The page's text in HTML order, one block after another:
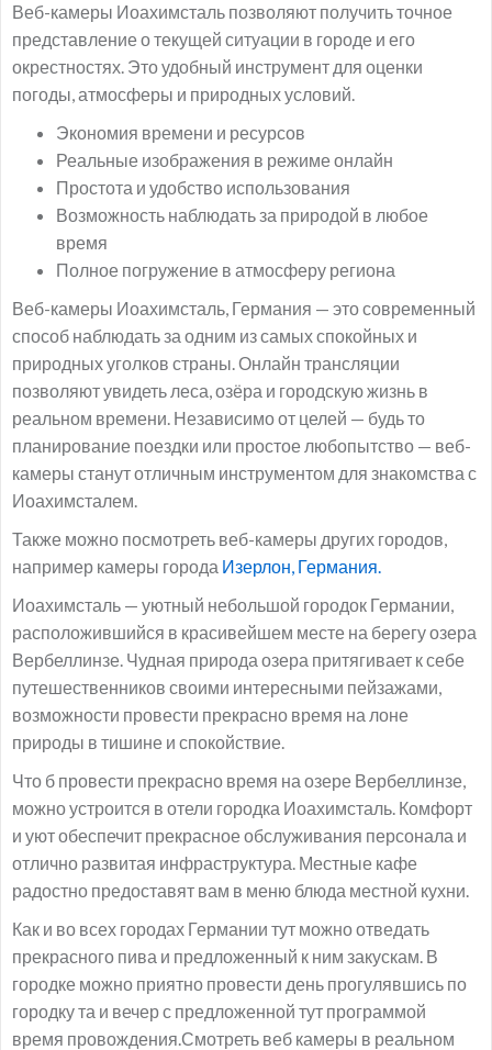
Веб-камеры Иоахимсталь позволяют получить точное
представление о текущей ситуации в городе и его
окрестностях. Это удобный инструмент для оценки
погоды, атмосферы и природных условий.
Экономия времени и ресурсов
Реальные изображения в режиме онлайн
Простота и удобство использования
Возможность наблюдать за природой в любое
время
Полное погружение в атмосферу региона
Веб-камеры Иоахимсталь, Германия — это современный
способ наблюдать за одним из самых спокойных и
природных уголков страны. Онлайн трансляции
позволяют увидеть леса, озёра и городскую жизнь в
реальном времени. Независимо от целей — будь то
планирование поездки или простое любопытство — веб-
камеры станут отличным инструментом для знакомства с
Иоахимсталем.
Также можно посмотреть веб-камеры других городов,
например камеры города Изерлон, Германия.
Иоахимсталь — уютный небольшой городок Германии,
расположившийся в красивейшем месте на берегу озера
Вербеллинзе. Чудная природа озера притягивает к себе
путешественников своими интересными пейзажами,
возможности провести прекрасно время на лоне
природы в тишине и спокойствие.
Что б провести прекрасно время на озере Вербеллинзе,
можно устроится в отели городка Иоахимсталь. Комфорт
и уют обеспечит прекрасное обслуживания персонала и
отлично развитая инфраструктура. Местные кафе
радостно предоставят вам в меню блюда местной кухни.
Как и во всех городах Германии тут можно отведать
прекрасного пива и предложенный к ним закускам. В
городке можно приятно провести день прогулявшись по
городку та и вечер с предложенной тут программой
время провождения.Смотреть веб камеры в реальном